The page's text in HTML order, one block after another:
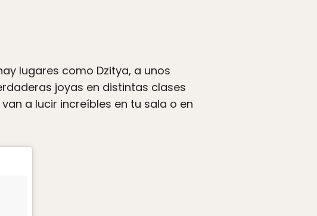
lugares como Dzitya, a unos
joyas en distintas clases
a lucir increíbles en tu sala o en